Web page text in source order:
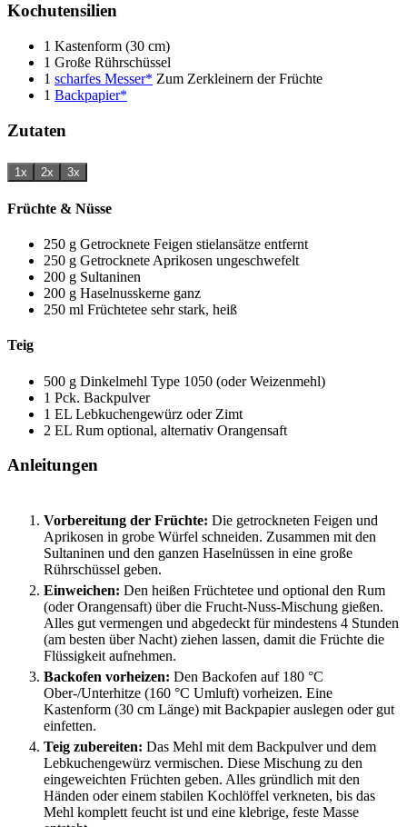
Kochutensilien
1 Kastenform (30 cm)
1 Große Rührschüssel
1 scharfes Messer* Zum Zerkleinern der Früchte
1 Backpapier*
Zutaten
1x 2x 3x
Früchte & Nüsse
250 g Getrocknete Feigen stielansätze entfernt
250 g Getrocknete Aprikosen ungeschwefelt
200 g Sultaninen
200 g Haselnusskerne ganz
250 ml Früchtetee sehr stark, heiß
Teig
500 g Dinkelmehl Type 1050 (oder Weizenmehl)
1 Pck. Backpulver
1 EL Lebkuchengewürz oder Zimt
2 EL Rum optional, alternativ Orangensaft
Anleitungen
Vorbereitung der Früchte: Die getrockneten Feigen und
Aprikosen in grobe Würfel schneiden. Zusammen mit den
Sultaninen und den ganzen Haselnüssen in eine große
Rührschüssel geben.
Einweichen: Den heißen Früchtetee und optional den Rum
(oder Orangensaft) über die Frucht-Nuss-Mischung gießen.
Alles gut vermengen und abgedeckt für mindestens 4 Stunden
(am besten über Nacht) ziehen lassen, damit die Früchte die
Flüssigkeit aufnehmen.
Backofen vorheizen: Den Backofen auf 180 °C
Ober-/Unterhitze (160 °C Umluft) vorheizen. Eine
Kastenform (30 cm Länge) mit Backpapier auslegen oder gut
einfetten.
Teig zubereiten: Das Mehl mit dem Backpulver und dem
Lebkuchengewürz vermischen. Diese Mischung zu den
eingeweichten Früchten geben. Alles gründlich mit den
Händen oder einem stabilen Kochlöffel verkneten, bis das
Mehl komplett feucht ist und eine klebrige, feste Masse